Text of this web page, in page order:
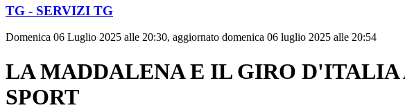
TG - SERVIZI TG
Domenica 06 Luglio 2025 alle 20:30, aggiornato domenica 06 luglio 2025 alle 20:54
LA MADDALENA E IL GIRO D'ITALIA
SPORT